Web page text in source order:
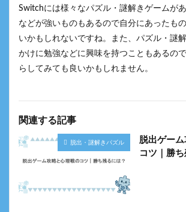
Switchには様々なパズル・謎解きゲームが
などが強いものもあるので自分にあったも
いかもしれないですね。また、パズル・謎
かけに勉強などに興味を持つこともあるの
らしてみても良いかもしれません。
関連する記事
脱出・謎解きパズル
脱出ゲー
コツ｜勝